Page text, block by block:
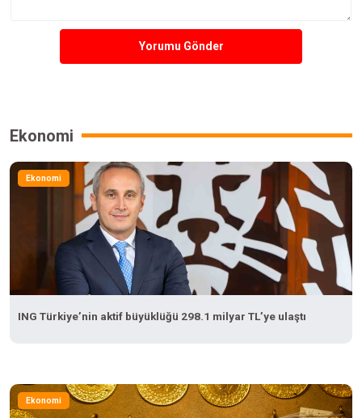
Yorumu Gönder
Ekonomi
Ekonomi
ING Türkiye’nin aktif büyüklüğü 298.1 milyar TL’ye ulaştı
Ekonomi